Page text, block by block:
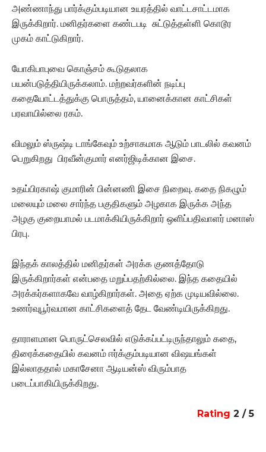
அண்ணாந்து பார்க்கும்படியான உயரத்தில் வாட்டசாட்டமாக
இருக்கிறார். மனிதர்களை கண்டபடி சுட்டுத்தள்ளி கொடூர
முகம் காட்டுகிறார்.
யோகிபாபுவை கொஞ்சம் கூடுதலாக
பயன்படுத்தியிருக்கலாம். மற்றவர்களின் நடிப்பு
கதையோட்டத்துக்கு பொருத்தம், யானைக்கான காட்சிகள்
பரவாயில்லை ரகம்.
விமலும் ஸ்ருஷ்டி டாங்கேவும் உற்சாகமாக ஆடும் பாடலில் கவனம்
பெறுகிறது பிரவீன்குமார் எனர்ஜிடிக்கான இசை.
உதய்பிரகாஷ் குமாரின் பின்னணி இசை நிறைவு. கதை நிகழும்
மலையும் மலை சார்ந்த பகுதிகளும் அழகாக இருக்க அந்த
அழகு குறையாமல் படமாக்கியிருக்கிறார் ஒளிப்பதிவாளர் மனாஸ்
பிரபு.
இந்தக் காலத்தில் மனிதர்கள் அரக்க குணத்தோடு
இருக்கிறார்கள் என்பதை மறுப்பதற்கில்லை. இந்த கதையில்
அரக்கர்களாகவே வாழ்கிறார்கள். அதை ஏற்க முடியவில்லை.
உணர்வுபூர்வமான காட்சிகளைத் தேட வேண்டியிருக்கிறது.
தாராளமான பொருட்செலவில் எடுக்கப்பட்டிருந்தாலும் கதை,
திரைக்கதையில் கவனம் ஈர்க்கும்படியான விஷயங்கள்
இல்லாததால் மகாசேனா ஆடியன்ஸ் விரும்பாத
படைப்பாகியிருக்கிறது.
Rating 2 / 5